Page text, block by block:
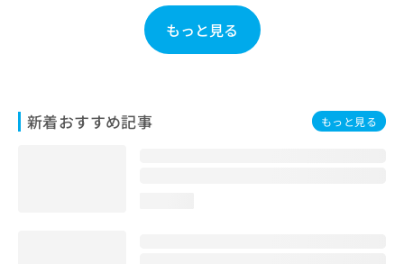
もっと見る
新着おすすめ記事 もっと見る
は